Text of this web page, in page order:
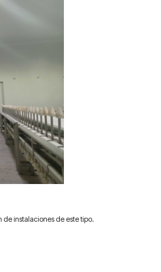
instalaciones de este tipo.